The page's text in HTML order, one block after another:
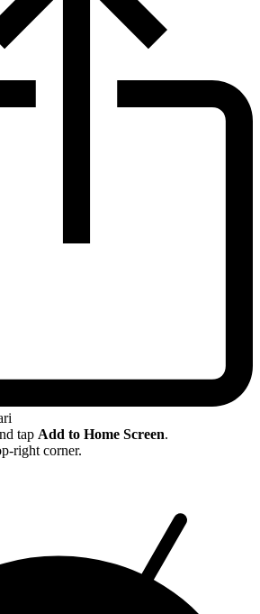
tap Add to Home Screen.
right corner.